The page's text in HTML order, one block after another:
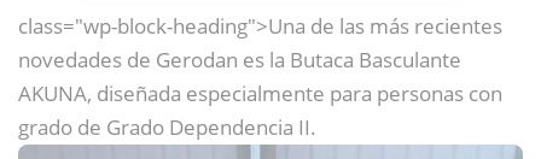
class="wp-block-heading">Una de las más recientes
novedades de Gerodan es la Butaca Basculante
AKUNA, diseñada especialmente para personas con
grado de Grado Dependencia II.